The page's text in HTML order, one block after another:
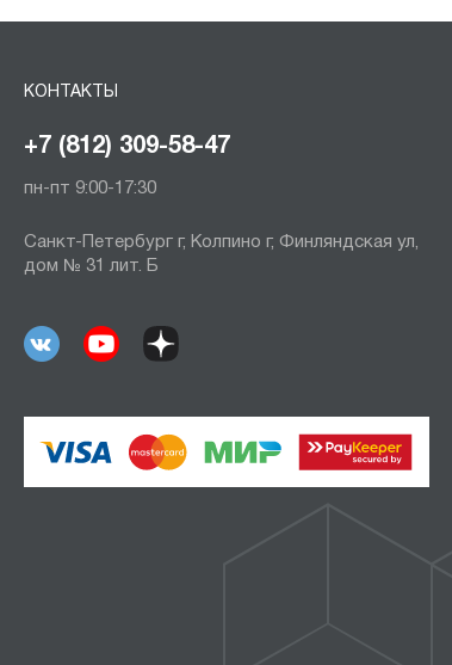
КОНТАКТЫ
+7 (812) 309-58-47
пн-пт 9:00-17:30
Санкт-Петербург г, Колпино г, Финляндская ул,
дом № 31 лит. Б